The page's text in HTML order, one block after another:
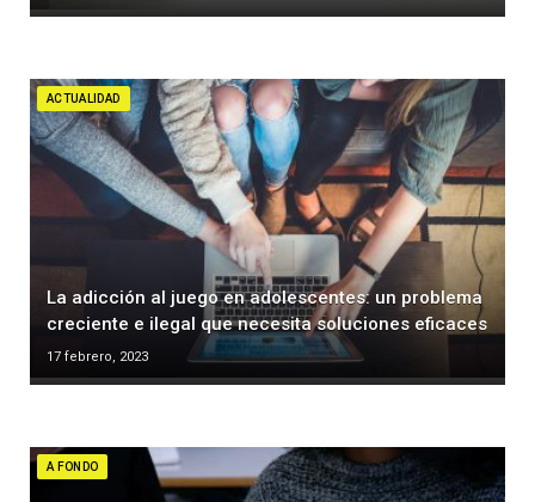
ACTUALIDAD
La adicción al juego en adolescentes: un problema
creciente e ilegal que necesita soluciones eficaces
17 febrero, 2023
A FONDO